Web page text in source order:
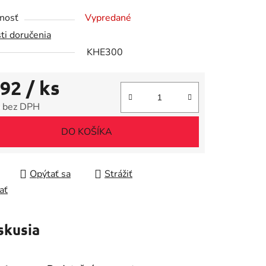
Vypredané
doručenia
KHE300
/ ks
DPH
DO KOŠÍKA
Opýtať sa
Strážiť